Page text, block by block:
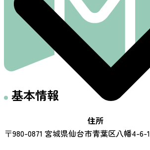
基本情報
住所
〒980-0871 宮城県仙台市青葉区八幡4-6-1